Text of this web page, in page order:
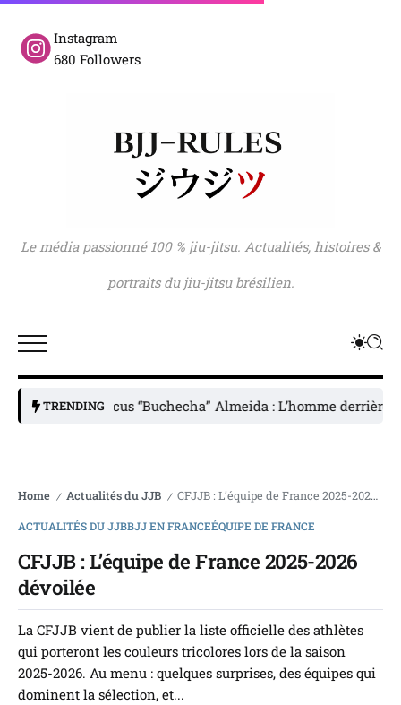
Instagram
680 Followers
Le média passionné 100 % jiu-jitsu. Actualités, histoires &
portraits du jiu-jitsu brésilien.
TRENDING
Marcus “Buchecha” Almeida : L’homme derrière la
Home / Actualités du JJB / CFJJB : L’équipe de France 2025-2026 dévoilée
ACTUALITÉS DU JJBBJJ EN FRANCEÉQUIPE DE FRANCE
CFJJB : L’équipe de France 2025-2026
dévoilée
La CFJJB vient de publier la liste officielle des athlètes
qui porteront les couleurs tricolores lors de la saison
2025-2026. Au menu : quelques surprises, des équipes qui
dominent la sélection, et...